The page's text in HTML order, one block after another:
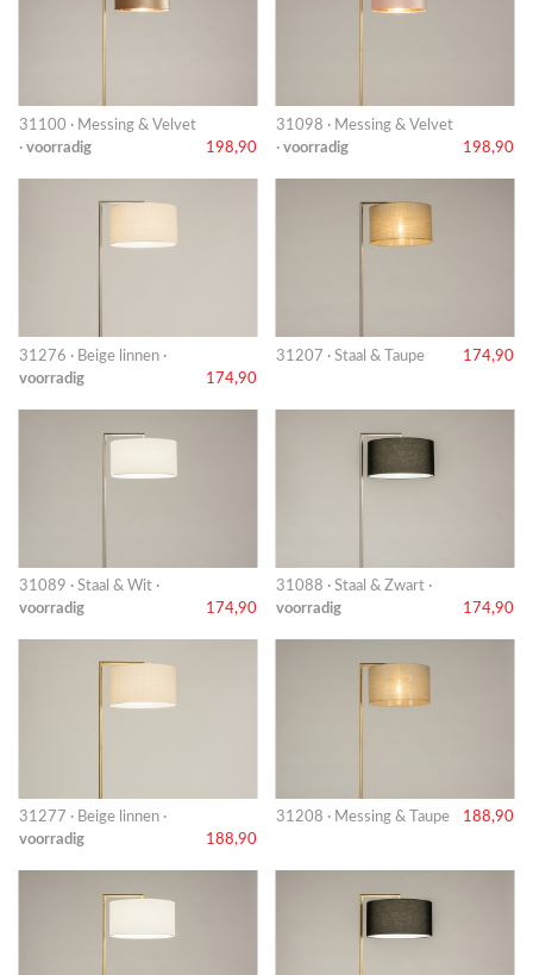
31100 · Messing & Velvet
· voorradig 198,90
31098 · Messing & Velvet
· voorradig 198,90
31276 · Beige linnen ·
voorradig
174,90
31207 · Staal & Taupe 174,90
31089 · Staal & Wit ·
voorradig
174,90
31088 · Staal & Zwart ·
voorradig
174,90
31277 · Beige linnen ·
voorradig
188,90
31208 · Messing & Taupe 188,90